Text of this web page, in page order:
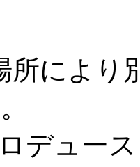
所により
デュー